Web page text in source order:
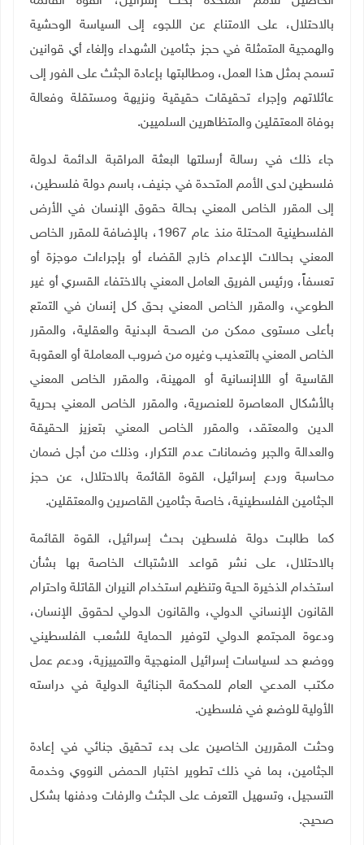
بالاحتلال، على الامتناع عن اللجوء إلى السياسة الوحشية
والهمجية المتمثلة في حجز جثامين الشهداء وإلغاء أي قوانين
تسمح بمثل هذا العمل، ومطالبتها بإعادة الجثث على الفور إلى
عائلاتهم وإجراء تحقيقات حقيقية ونزيهة ومستقلة وفعالة
بوفاة المعتقلين والمتظاهرين السلميين.
جاء ذلك في رسالة أرسلتها البعثة المراقبة الدائمة لدولة
فلسطين لدى الأمم المتحدة في جنيف، باسم دولة فلسطين،
إلى المقرر الخاص المعني بحالة حقوق الإنسان في الأرض
الفلسطينية المحتلة منذ عام 1967، بالإضافة للمقرر الخاص
المعني بحالات الإعدام خارج القضاء أو بإجراءات موجزة أو
تعسفاً، ورئيس الفريق العامل المعني بالاختفاء القسري أو غير
الطوعي، والمقرر الخاص المعني بحق كل إنسان في التمتع
بأعلى مستوى ممكن من الصحة البدنية والعقلية، والمقرر
الخاص المعني بالتعذيب وغيره من ضروب المعاملة أو العقوبة
القاسية أو اللاإنسانية أو المهينة، والمقرر الخاص المعني
بالأشكال المعاصرة للعنصرية، والمقرر الخاص المعني بحرية
الدين والمعتقد، والمقرر الخاص المعني بتعزيز الحقيقة
والعدالة والجبر وضمانات عدم التكرار، وذلك من أجل ضمان
محاسبة وردع إسرائيل، القوة القائمة بالاحتلال، عن حجز
الجثامين الفلسطينية، خاصة جثامين القاصرين والمعتقلين.
كما طالبت دولة فلسطين بحث إسرائيل، القوة القائمة
بالاحتلال، على نشر قواعد الاشتباك الخاصة بها بشأن
استخدام الذخيرة الحية وتنظيم استخدام النيران القاتلة واحترام
القانون الإنساني الدولي، والقانون الدولي لحقوق الإنسان،
ودعوة المجتمع الدولي لتوفير الحماية للشعب الفلسطيني
ووضع حد لسياسات إسرائيل المنهجية والتمييزية، ودعم عمل
مكتب المدعي العام للمحكمة الجنائية الدولية في دراسته
الأولية للوضع في فلسطين.
وحثت المقررين الخاصين على بدء تحقيق جنائي في إعادة
الجثامين، بما في ذلك تطوير اختبار الحمض النووي وخدمة
التسجيل، وتسهيل التعرف على الجثث والرفات ودفنها بشكل
صحيح.